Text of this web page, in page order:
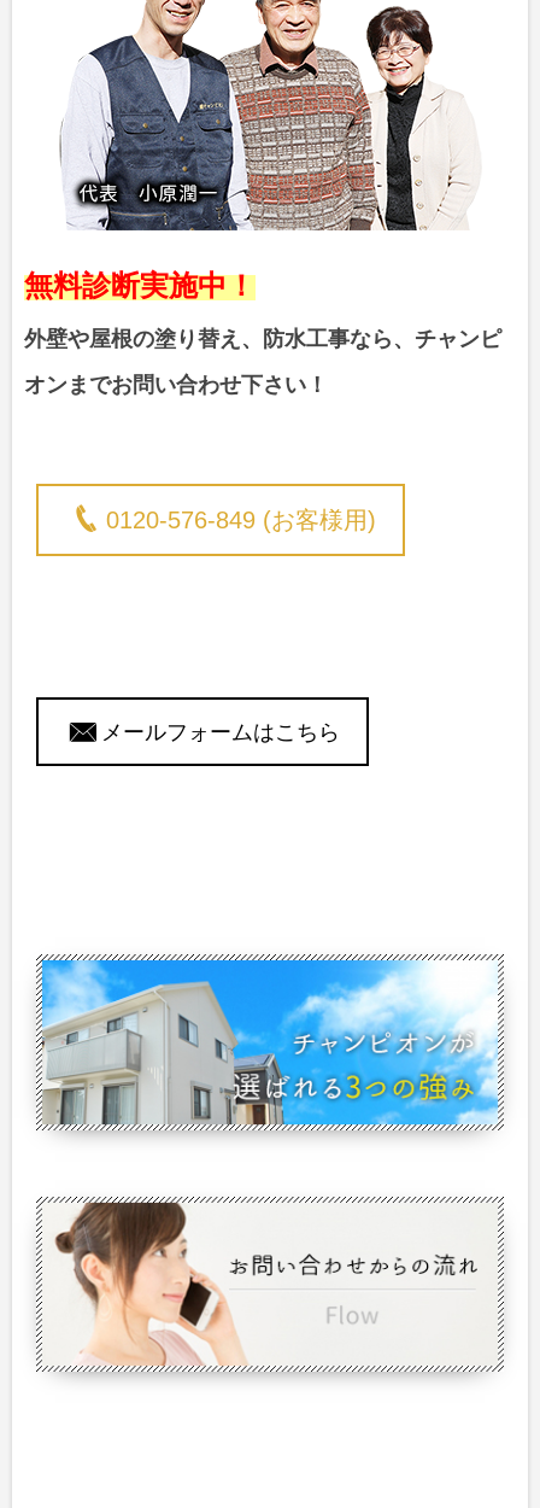
無料診断実施中！
外壁や屋根の塗り替え、防水工事なら、チャンピ
オンまでお問い合わせ下さい！
0120-576-849 (お客様用)
メールフォームはこちら